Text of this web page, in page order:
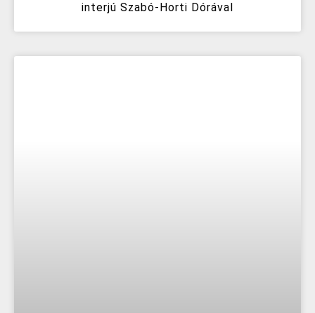
interjú Szabó-Horti Dórával